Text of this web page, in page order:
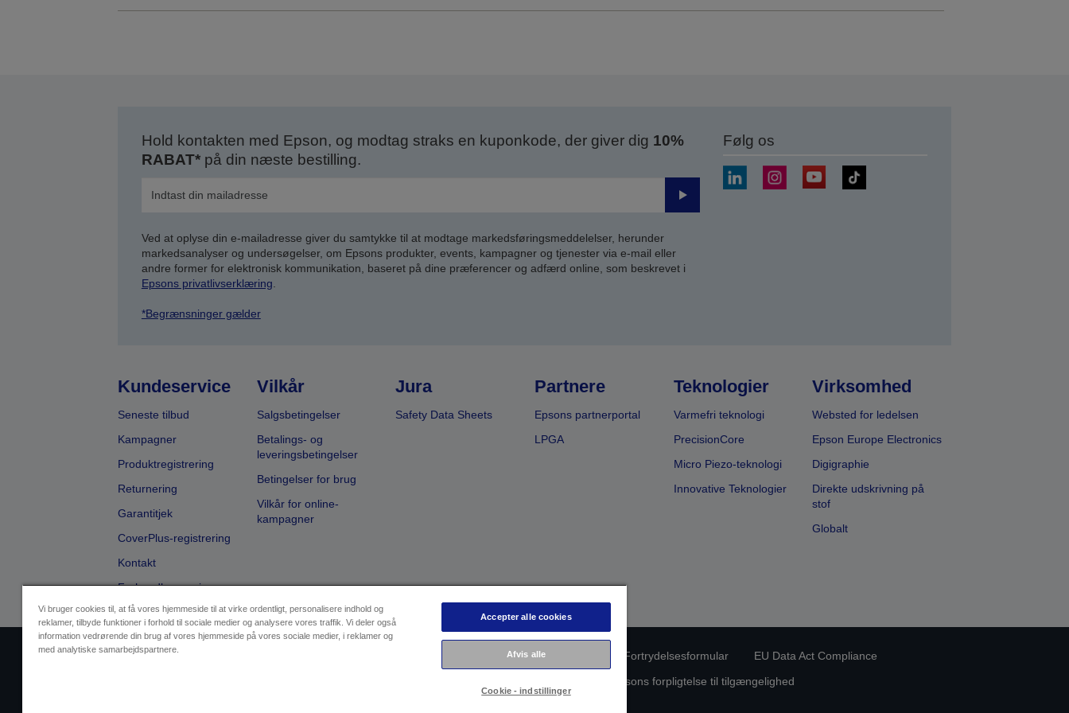
Hold kontakten med Epson, og modtag straks en kuponkode, der giver dig 10%
RABAT*på din næste bestilling.
Send
Ved at oplyse din e-mailadresse giver du samtykke til at modtage markedsføringsmeddelelser, herunder
markedsanalyser og undersøgelser, om Epsons produkter, events, kampagner og tjenester via e-mail eller
andre former for elektronisk kommunikation, baseret på dine præferencer og adfærd online, som beskrevet i
Epsons privatlivserklæring.
*Begrænsninger gælder
Følg os
Kundeservice
Seneste tilbud
Kampagner
Produktregistrering
Returnering
Garantitjek
CoverPlus-registrering
Kontakt
Forhandlersøgning
Vilkår
Salgsbetingelser
Betalings- og
leveringsbetingelser
Betingelser for brug
Vilkår for online-
kampagner
Jura
Safety Data Sheets
Partnere
Epsons partnerportal
LPGA
Teknologier
Varmefri teknologi
PrecisionCore
Micro Piezo-teknologi
Innovative Teknologier
Virksomhed
Websted for ledelsen
Epson Europe Electronics
Digigraphie
Direkte udskrivning på
stof
Globalt
Databeskyttelseserklæring Fortrydelsesformular
EU Data Act Compliance
Epsons forpligtelse til tilgængelighed
Vi bruger cookies til, at få vores hjemmeside til at virke ordentligt, personalisere indhold og
reklamer, tilbyde funktioner i forhold til sociale medier og analysere vores traffik. Vi deler også
information vedrørende din brug af vores hjemmeside på vores sociale medier, i reklamer og
med analytiske samarbejdspartnere.
Accepter alle cookies
Afvis alle
Cookie - indstillinger